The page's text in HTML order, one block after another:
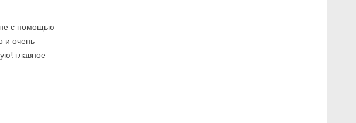
с помощью
и очень
главное